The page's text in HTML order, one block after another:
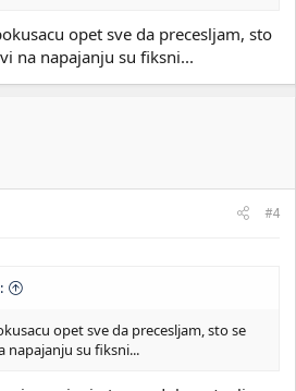
opet sve da precesljam, sto
na napajanju su fiksni...
#4
opet sve da precesljam, sto se
napajanju su fiksni...